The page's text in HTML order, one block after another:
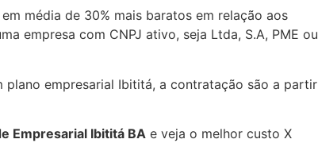
média de 30% mais baratos em relação aos
empresa com CNPJ ativo, seja Ltda, S.A, PME ou
plano empresarial Ibititá, a contratação são a partir
Empresarial Ibititá BA e veja o melhor custo X